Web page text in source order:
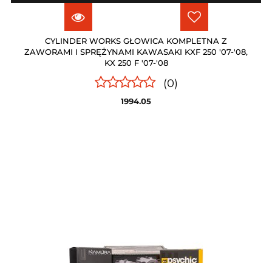
CYLINDER WORKS GŁOWICA KOMPLETNA Z
ZAWORAMI I SPRĘŻYNAMI KAWASAKI KXF 250 '07-'08,
KX 250 F '07-'08
(0)
1994.05